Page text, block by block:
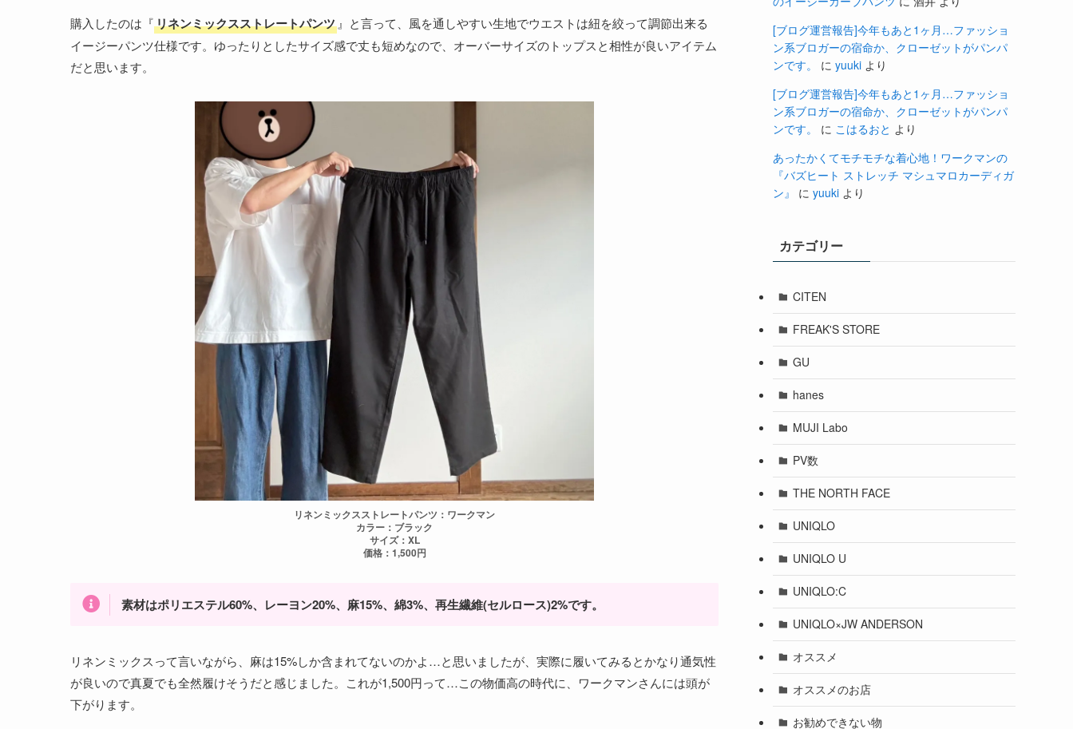
購入したのは『リネンミックスストレートパンツ 』と言って、風を通しやすい生地でウエストは紐を絞って調節出来る
イージーパンツ仕様です。ゆったりとしたサイズ感で丈も短めなので、オーバーサイズのトップスと相性が良いアイテム
だと思います。
リネンミックスストレートパンツ：ワークマン
カラー：ブラック
サイズ：XL
価格：1,500円
素材はポリエステル60%、レーヨン20%、麻15%、綿3%、再生繊維(セルロース)2%です。
リネンミックスって言いながら、麻は15%しか含まれてないのかよ…と思いましたが、実際に履いてみるとかなり通気性
が良いので真夏でも全然履けそうだと感じました。これが1,500円って…この物価高の時代に、ワークマンさんには頭が
下がります。
[ブログ運営報告]今年もあと1ヶ月…ファッショ
ン系ブロガーの宿命か、クローゼットがパンパ
ンです。
に yuuki より
[ブログ運営報告]今年もあと1ヶ月…ファッショ
ン系ブロガーの宿命か、クローゼットがパンパ
ンです。
に こはるおと より
あったかくてモチモチな着心地！ワークマンの
『バズヒート ストレッチ マシュマロカーディガ
ン』
に yuuki より
カテゴリー
CITEN
FREAK'S STORE
GU
hanes
MUJI Labo
PV数
THE NORTH FACE
UNIQLO
UNIQLO U
UNIQLO:C
UNIQLO×JW ANDERSON
オススメ
オススメのお店
お勧めできない物